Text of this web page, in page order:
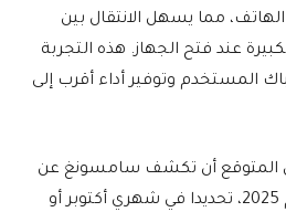
مما يسهل الانتقال بين
عند فتح الجهاز. هذه التجربة
المستخدم وتوفير أداء أقرب إلى
المتوقع أن تكشف سامسونغ عن
هاتف Trifold في أواخر عام 2025، تحديدا في شهري أكتوبر أو